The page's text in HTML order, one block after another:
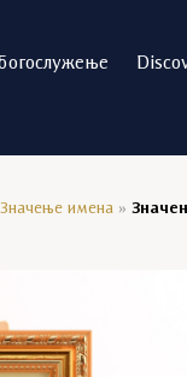
Значење имена »